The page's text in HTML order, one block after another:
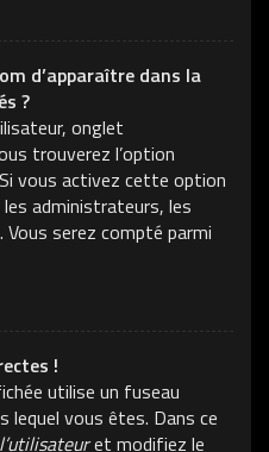
d’apparaître dans la
?
onglet
trouverez l’option
vous activez cette option
administrateurs, les
serez compté parmi
!
utilise un fuseau
lequel vous êtes. Dans ce
et modifiez le